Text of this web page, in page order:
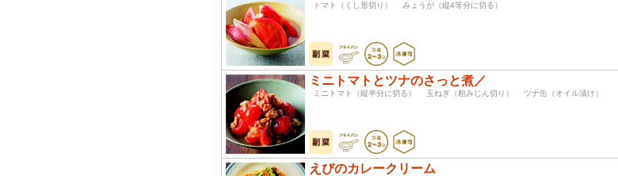
トマト（くし形切り） みょうが（縦4等分に切る）
ミニトマトとツナのさっと煮／
ミニトマト（縦半分に切る） 玉ねぎ（粗みじん切り） ツナ缶（オイル漬け）
えびのカレークリーム